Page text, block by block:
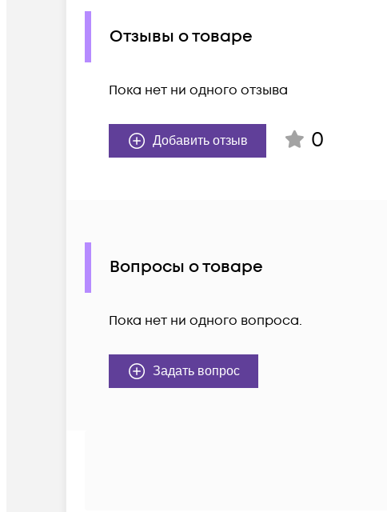
Отзывы о товаре
Пока нет ни одного отзыва
Добавить отзыв 0
Вопросы о товаре
Пока нет ни одного вопроса.
Задать вопрос